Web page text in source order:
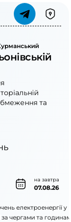
Район
та
на завтра
07.08.26
електроенергії у
за чергами та